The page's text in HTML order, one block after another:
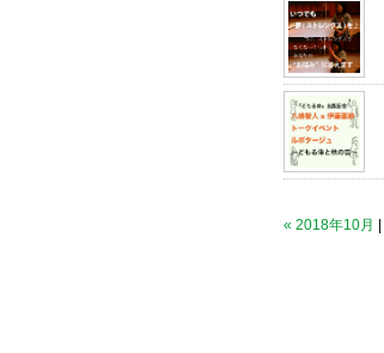
« 2018年10月